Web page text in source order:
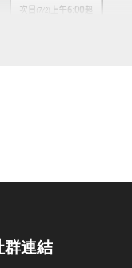
供更換時段之服
，怒不接受線上及
群連結